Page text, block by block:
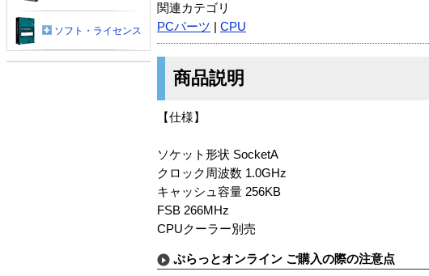
関連カテゴリ
PCパーツ
CPU
商品説明
【仕様】
ソケット形状 SocketA
クロック周波数 1.0GHz
キャッシュ容量 256KB
FSB 266MHz
CPUクーラー別売
ぷらっとオンライン ご購入の際の注意点
ソフト・ライセンス